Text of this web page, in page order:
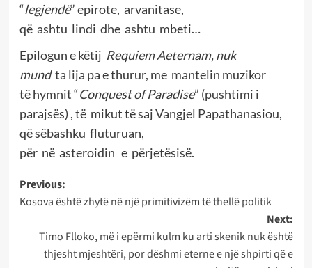
“legjendë” epirote, arvanitase,
që ashtu lindi dhe ashtu mbeti…
Epilogun e këtij Requiem Aeternam, nuk
mundta lija pa e thurur, me mantelin muzikor
të hymnit “Conquest of Paradise” (pushtimi i
parajsës) , të mikut të saj Vangjel Papathanasiou,
që sëbashku fluturuan,
për në asteroidin e përjetësisë.
Post
navigation
Previous:
Kosova është zhytë në një primitivizëm të thellë politik
Next:
Timo Flloko, më i epërmi kulm ku arti skenik nuk është
thjesht mjeshtëri, por dëshmi eterne e një shpirti që e